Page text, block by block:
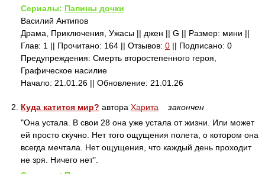
Сериалы: Папины дочки
Василий Антипов
Драма, Приключения, Ужасы || джен || G || Размер: мини ||
Глав: 1 || Прочитано: 164 || Отзывов: 0 || Подписано: 0
Предупреждения: Смерть второстепенного героя,
Графическое насилие
Начало: 21.01.26 || Обновление: 21.01.26
2. Куда катится мир? автора Харита
закончен
"Она устала. В свои 28 она уже устала от жизни. Или может
ей просто скучно. Нет того ощущения полета, о котором она
всегда мечтала. Нет ощущения, что каждый день проходит
не зря. Ничего нет".